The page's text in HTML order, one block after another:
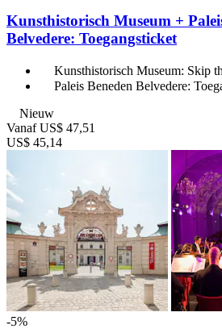
Kunsthistorisch Museum +
Belvedere: Toegangsticket
Kunsthistorisch Museum: Skip
Paleis Beneden Belvedere:
Nieuw
Vanaf US$ 47,51
US$ 45,14
-5%